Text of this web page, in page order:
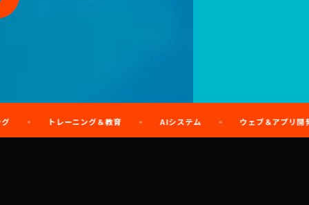
トレーニング＆教育 ✦ AIシステム ✦ ウェブ＆アプリ開発 ✦